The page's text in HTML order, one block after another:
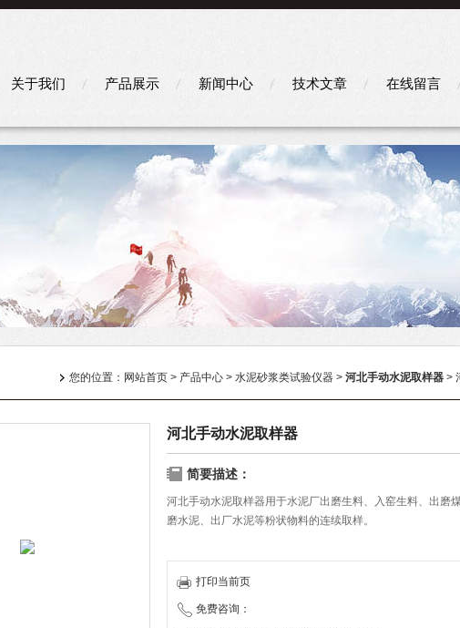
关于我们 产品展示 新闻中心 技术文章 在线留言
您的位置： 网站首页 > 产品中心 > 水泥砂浆类试验仪器 > 河北手动水泥取样器 >
河北手动水泥取样器
简要描述：
河北手动水泥取样器用于水泥厂出磨生料、入窑生料、出磨
磨水泥、出厂水泥等粉状物料的连续取样。
打印当前页
免费咨询：